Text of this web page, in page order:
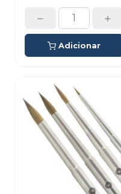
Adicionar